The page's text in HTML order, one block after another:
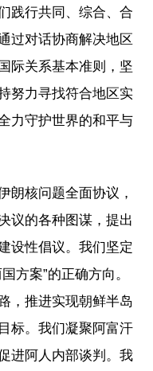
践行共同、综合、合
过对话协商解决地区
际关系基本准则，坚
努力寻找符合地区实
力守护世界的和平与
朗核问题全面协议，
议的各种图谋，提出
设性倡议。我们坚定
方案”的正确方向。
，推进实现朝鲜半岛
标。我们凝聚阿富汗
进阿人内部谈判。我